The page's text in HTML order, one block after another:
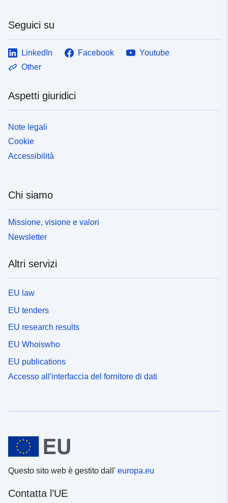
Seguici su
LinkedIn Facebook
Youtube
Other
Aspetti giuridici
Note legali
Cookie
Accessibilità
Chi siamo
Missione, visione e valori
Newsletter
Altri servizi
EU law
EU tenders
EU research results
EU Whoiswho
EU publications
Accesso all'interfaccia del fornitore di dati
Questo sito web è gestito dall' europa.eu
Contatta l’UE